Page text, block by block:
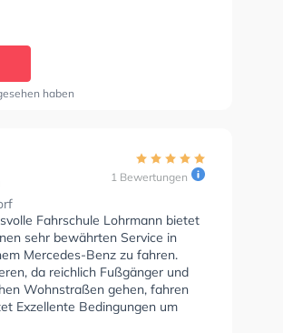
haben
1 Bewertungen
Fahrschule Lohrmann bietet
sehr bewährten Service in
Mercedes-Benz zu fahren.
da reichlich Fußgänger und
Wohnstraßen gehen, fahren
Exzellente Bedingungen um
A, Klasse BE, Klasse B96,